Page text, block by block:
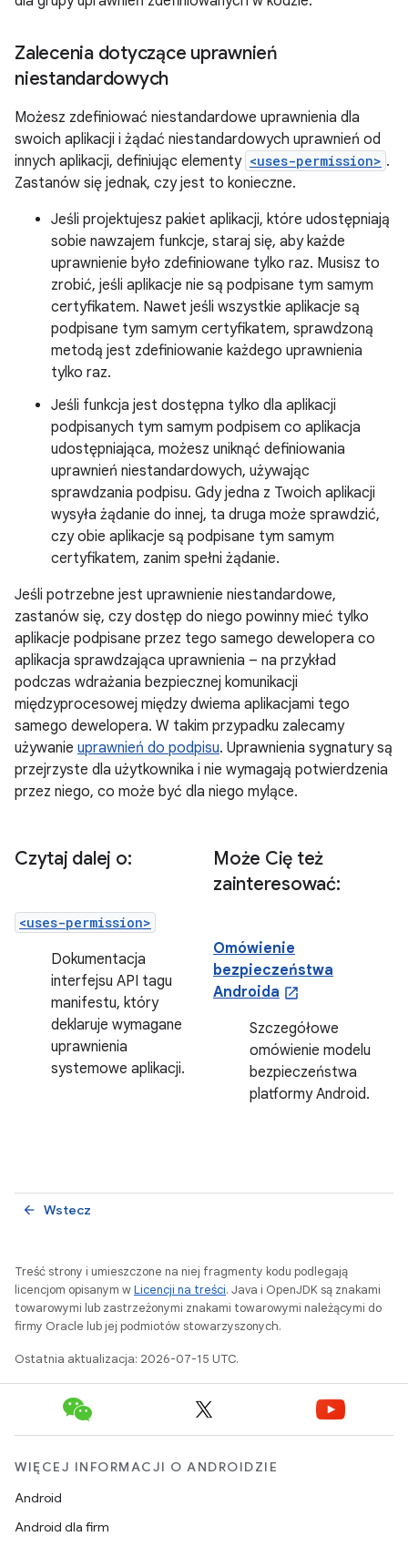
Zalecenia dotyczące uprawnień
niestandardowych
Możesz zdefiniować niestandardowe uprawnienia dla
swoich aplikacji i żądać niestandardowych uprawnień od
innych aplikacji, definiując elementy <uses-permission> .
Zastanów się jednak, czy jest to konieczne.
Jeśli projektujesz pakiet aplikacji, które udostępniają
sobie nawzajem funkcje, staraj się, aby każde
uprawnienie było zdefiniowane tylko raz. Musisz to
zrobić, jeśli aplikacje nie są podpisane tym samym
certyfikatem. Nawet jeśli wszystkie aplikacje są
podpisane tym samym certyfikatem, sprawdzoną
metodą jest zdefiniowanie każdego uprawnienia
tylko raz.
Jeśli funkcja jest dostępna tylko dla aplikacji
podpisanych tym samym podpisem co aplikacja
udostępniająca, możesz uniknąć definiowania
uprawnień niestandardowych, używając
sprawdzania podpisu. Gdy jedna z Twoich aplikacji
wysyła żądanie do innej, ta druga może sprawdzić,
czy obie aplikacje są podpisane tym samym
certyfikatem, zanim spełni żądanie.
Jeśli potrzebne jest uprawnienie niestandardowe,
zastanów się, czy dostęp do niego powinny mieć tylko
aplikacje podpisane przez tego samego dewelopera co
aplikacja sprawdzająca uprawnienia – na przykład
podczas wdrażania bezpiecznej komunikacji
międzyprocesowej między dwiema aplikacjami tego
samego dewelopera. W takim przypadku zalecamy
używanie uprawnień do podpisu. Uprawnienia sygnatury są
przejrzyste dla użytkownika i nie wymagają potwierdzenia
przez niego, co może być dla niego mylące.
Czytaj dalej o:
<uses-permission>
Dokumentacja
interfejsu API tagu
manifestu, który
deklaruje wymagane
uprawnienia
systemowe aplikacji.
Może Cię też
zainteresować:
Omówienie
bezpieczeństwa
Androida
Szczegółowe
omówienie modelu
bezpieczeństwa
platformy Android.
Wstecz
arrow_back
Treść strony i umieszczone na niej fragmenty kodu podlegają
licencjom opisanym wLicencji na treści. Java i OpenJDK są znakami
towarowymi lub zastrzeżonymi znakami towarowymi należącymi do
firmy Oracle lub jej podmiotów stowarzyszonych.
Ostatnia aktualizacja: 2026-07-15 UTC.
WIĘCEJ INFORMACJI O ANDROIDZIE
Android
Android dla firm